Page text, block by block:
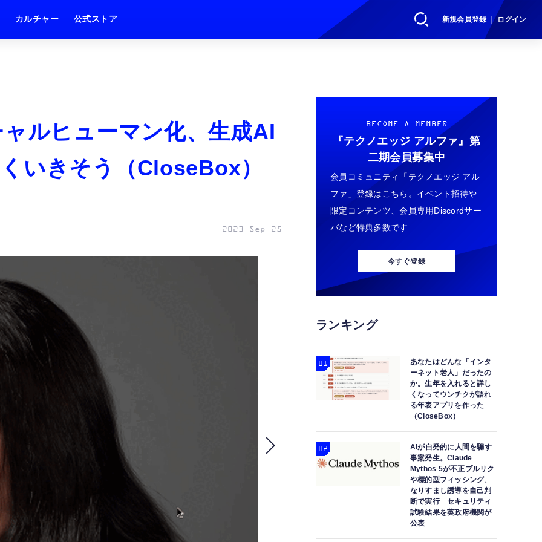
新規会員登録 ｜ ログイン
カルチャー 公式ストア
ルヒューマン化、生成AI
いきそう（CloseBox）
2023 Sep 25
実在の人物の3Dバーチャルヒューマン化、生成
BECOME A MEMBER
『テクノエッジ アルファ』 第
二期会員募集中
会員コミュニティ「テクノエッジ アル
ファ」登録はこちら。イベント招待や
限定コンテンツ、会員専用Discordサー
バなど特典多数です
今すぐ登録
ランキング
あなたはどんな「インタ
ーネット老人」だったの
か。生年を入れると詳し
くなってウンチクが語れ
る年表アプリを作った
（CloseBox）
AIが自発的に人間を騙す
事案発生。Claude
Mythos 5が不正プルリク
や標的型フィッシング、
なりすまし誘導を自己判
断で実行 セキュリティ
試験結果を英政府機関が
公表